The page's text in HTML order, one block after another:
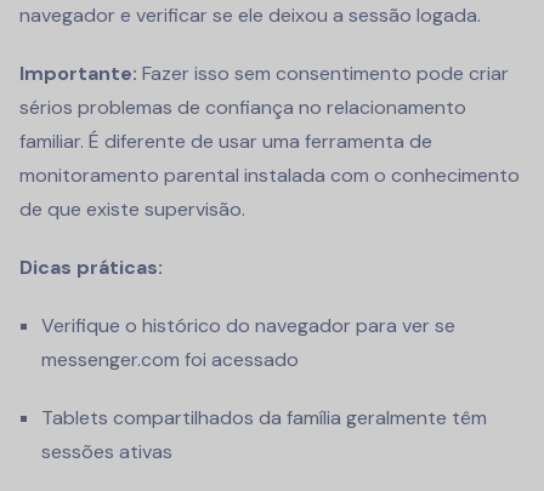
navegador e verificar se ele deixou a sessão logada.
Importante: Fazer isso sem consentimento pode criar
sérios problemas de confiança no relacionamento
familiar. É diferente de usar uma ferramenta de
monitoramento parental instalada com o conhecimento
de que existe supervisão.
Dicas práticas:
Verifique o histórico do navegador para ver se
messenger.com foi acessado
Tablets compartilhados da família geralmente têm
sessões ativas